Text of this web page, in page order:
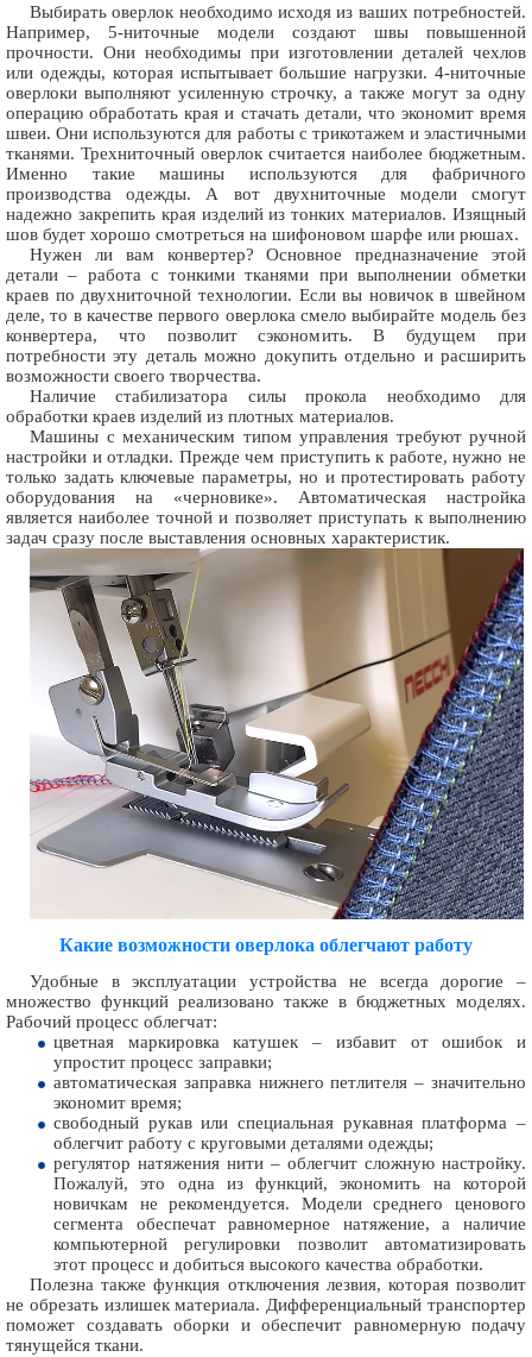
Выбирать оверлок необходимо исходя из ваших потребностей.
Например, 5-ниточные модели создают швы повышенной
прочности. Они необходимы при изготовлении деталей чехлов
или одежды, которая испытывает большие нагрузки. 4-ниточные
оверлоки выполняют усиленную строчку, а также могут за одну
операцию обработать края и стачать детали, что экономит время
швеи. Они используются для работы с трикотажем и эластичными
тканями. Трехниточный оверлок считается наиболее бюджетным.
Именно такие машины используются для фабричного
производства одежды. А вот двухниточные модели смогут
надежно закрепить края изделий из тонких материалов. Изящный
шов будет хорошо смотреться на шифоновом шарфе или рюшах.
Нужен ли вам конвертер? Основное предназначение этой
детали – работа с тонкими тканями при выполнении обметки
краев по двухниточной технологии. Если вы новичок в швейном
деле, то в качестве первого оверлока смело выбирайте модель без
конвертера, что позволит сэкономить. В будущем при
потребности эту деталь можно докупить отдельно и расширить
возможности своего творчества.
Наличие стабилизатора силы прокола необходимо для
обработки краев изделий из плотных материалов.
Машины с механическим типом управления требуют ручной
настройки и отладки. Прежде чем приступить к работе, нужно не
только задать ключевые параметры, но и протестировать работу
оборудования на «черновике». Автоматическая настройка
является наиболее точной и позволяет приступать к выполнению
задач сразу после выставления основных характеристик.
Какие возможности оверлока облегчают работу
Удобные в эксплуатации устройства не всегда дорогие –
множество функций реализовано также в бюджетных моделях.
Рабочий процесс облегчат:
цветная маркировка катушек – избавит от ошибок и
упростит процесс заправки;
автоматическая заправка нижнего петлителя – значительно
экономит время;
свободный рукав или специальная рукавная платформа –
облегчит работу с круговыми деталями одежды;
регулятор натяжения нити – облегчит сложную настройку.
Пожалуй, это одна из функций, экономить на которой
новичкам не рекомендуется. Модели среднего ценового
сегмента обеспечат равномерное натяжение, а наличие
компьютерной регулировки позволит автоматизировать
этот процесс и добиться высокого качества обработки.
Полезна также функция отключения лезвия, которая позволит
не обрезать излишек материала. Дифференциальный транспортер
поможет создавать оборки и обеспечит равномерную подачу
тянущейся ткани.